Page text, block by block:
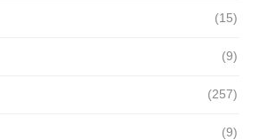
(15)
(9)
(257)
(9)